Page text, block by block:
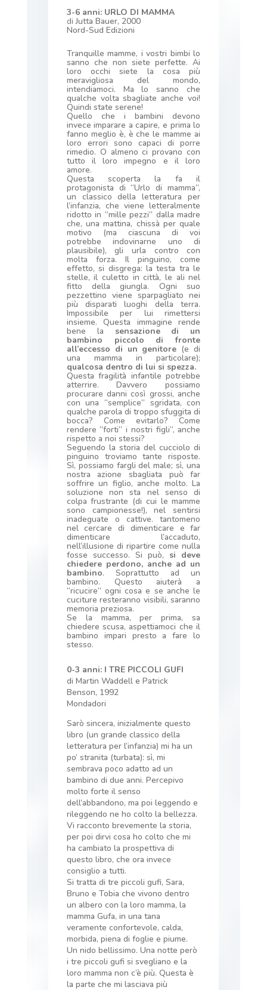
3-6 anni: URLO DI MAMMA
di Jutta Bauer, 2000
Nord-Sud Edizioni
Tranquille mamme, i vostri bimbi lo
sanno che non siete perfette. Ai
loro occhi siete la cosa più
meravigliosa del mondo,
intendiamoci. Ma lo sanno che
qualche volta sbagliate anche voi!
Quindi state serene!
Quello che i bambini devono
invece imparare a capire, e prima lo
fanno meglio è, è che le mamme ai
loro errori sono capaci di porre
rimedio. O almeno ci provano con
tutto il loro impegno e il loro
amore.
Questa scoperta la fa il
protagonista di “Urlo di mamma”,
un classico della letteratura per
l’infanzia, che viene letteralmente
ridotto in “mille pezzi” dalla madre
che, una mattina, chissà per quale
motivo (ma ciascuna di voi
potrebbe indovinarne uno di
plausibile), gli urla contro con
molta forza. Il pinguino, come
effetto, si disgrega: la testa tra le
stelle, il culetto in città, le ali nel
fitto della giungla. Ogni suo
pezzettino viene sparpagliato nei
più disparati luoghi della terra.
Impossibile per lui rimettersi
insieme. Questa immagine rende
bene la sensazione di un
bambino piccolo di fronte
all’eccesso di un genitore (e di
una mamma in particolare);
qualcosa dentro di lui si spezza.
Questa fragilità infantile potrebbe
atterrire. Davvero possiamo
procurare danni così grossi, anche
con una “semplice” sgridata, con
qualche parola di troppo sfuggita di
bocca? Come evitarlo? Come
rendere “forti” i nostri figli”, anche
rispetto a noi stessi?
Seguendo la storia del cucciolo di
pinguino troviamo tante risposte.
Sì, possiamo fargli del male; sì, una
nostra azione sbagliata può far
soffrire un figlio, anche molto. La
soluzione non sta nel senso di
colpa frustrante (di cui le mamme
sono campionesse!), nel sentirsi
inadeguate o cattive. tantomeno
nel cercare di dimenticare e far
dimenticare l’accaduto,
nell’illusione di ripartire come nulla
fosse successo. Si può, si deve
chiedere perdono, anche ad un
bambino. Soprattutto ad un
bambino. Questo aiuterà a
“ricucire” ogni cosa e se anche le
cuciture resteranno visibili, saranno
memoria preziosa.
Se la mamma, per prima, sa
chiedere scusa, aspettiamoci che il
bambino impari presto a fare lo
stesso.
0-3 anni: I TRE PICCOLI GUFI
di Martin Waddell e Patrick
Benson, 1992
Mondadori
Sarò sincera, inizialmente questo
libro (un grande classico della
letteratura per l’infanzia) mi ha un
po’ stranita (turbata): sì, mi
sembrava poco adatto ad un
bambino di due anni. Percepivo
molto forte il senso
dell’abbandono, ma poi leggendo e
rileggendo ne ho colto la bellezza.
Vi racconto brevemente la storia,
per poi dirvi cosa ho colto che mi
ha cambiato la prospettiva di
questo libro, che ora invece
consiglio a tutti.
Si tratta di tre piccoli gufi, Sara,
Bruno e Tobia che vivono dentro
un albero con la loro mamma, la
mamma Gufa, in una tana
veramente confortevole, calda,
morbida, piena di foglie e piume.
Un nido bellissimo. Una notte però
i tre piccoli gufi si svegliano e la
loro mamma non c’è più. Questa è
la parte che mi lasciava più